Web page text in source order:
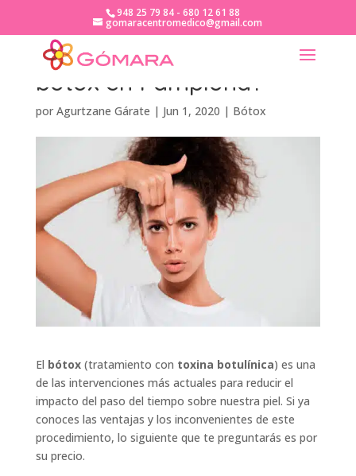
948 25 79 84 - 680 12 61 88
gomaracentromedico@gmail.com
¿Cuánto cuesta ponerse
bótox en Pamplona?
por Agurtzane Gárate | Jun 1, 2020 | Bótox
El bótox(tratamiento con toxina botulínica) es una
de las intervenciones más actuales para reducir el
impacto del paso del tiempo sobre nuestra piel. Si ya
conoces las ventajas y los inconvenientes de este
procedimiento, lo siguiente que te preguntarás es por
su precio.